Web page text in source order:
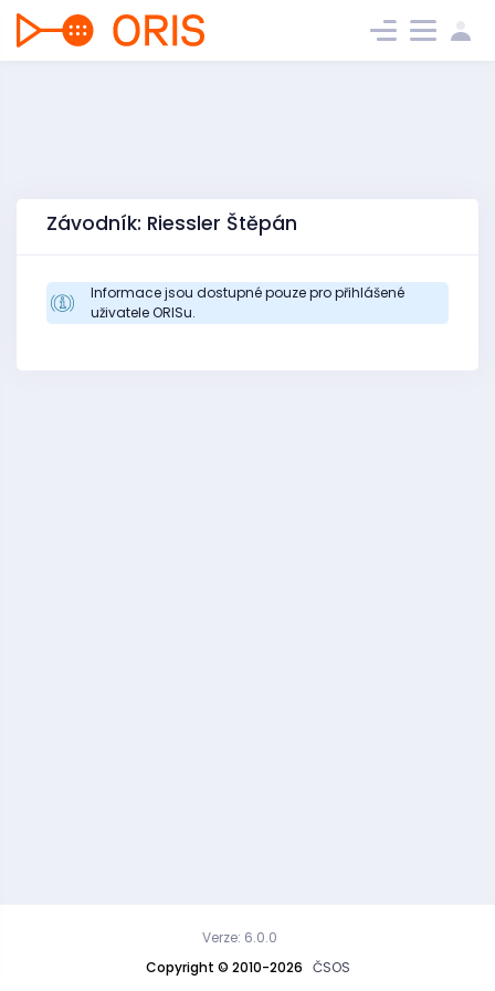
Závodník: Riessler Štěpán
Informace jsou dostupné pouze pro přihlášené
uživatele ORISu.
Copyright © 2010-2026 ČSOS
Verze: 6.0.0